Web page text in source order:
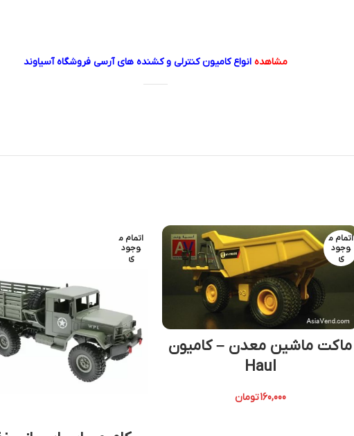
مشاهده انواع کامیون کنترلی و کشنده های آرسی فروشگاه آسیاوند
اتمام م
وجود
ی
ماکت ماشین معدن – کامیون
Haul
160,000تومان
اتمام م
وجود
ی